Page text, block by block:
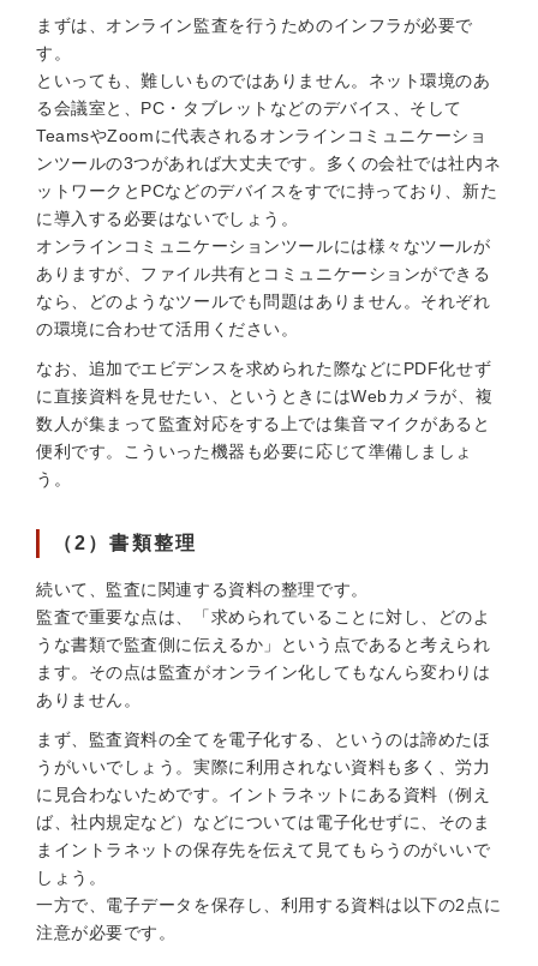
まずは、オンライン監査を行うためのインフラが必要で
す。
といっても、難しいものではありません。ネット環境のあ
る会議室と、PC・タブレットなどのデバイス、そして
TeamsやZoomに代表されるオンラインコミュニケーショ
ンツールの3つがあれば大丈夫です。多くの会社では社内ネ
ットワークとPCなどのデバイスをすでに持っており、新た
に導入する必要はないでしょう。
オンラインコミュニケーションツールには様々なツールが
ありますが、ファイル共有とコミュニケーションができる
なら、どのようなツールでも問題はありません。それぞれ
の環境に合わせて活用ください。
なお、追加でエビデンスを求められた際などにPDF化せず
に直接資料を見せたい、というときにはWebカメラが、複
数人が集まって監査対応をする上では集音マイクがあると
便利です。こういった機器も必要に応じて準備しましょ
う。
（2）書類整理
続いて、監査に関連する資料の整理です。
監査で重要な点は、「求められていることに対し、どのよ
うな書類で監査側に伝えるか」という点であると考えられ
ます。その点は監査がオンライン化してもなんら変わりは
ありません。
まず、監査資料の全てを電子化する、というのは諦めたほ
うがいいでしょう。実際に利用されない資料も多く、労力
に見合わないためです。イントラネットにある資料（例え
ば、社内規定など）などについては電子化せずに、そのま
まイントラネットの保存先を伝えて見てもらうのがいいで
しょう。
一方で、電子データを保存し、利用する資料は以下の2点に
注意が必要です。